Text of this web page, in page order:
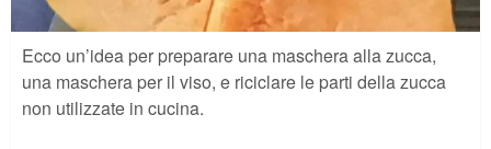
Ecco un’idea per preparare una maschera alla zucca,
una maschera per il viso, e riciclare le parti della zucca
non utilizzate in cucina.